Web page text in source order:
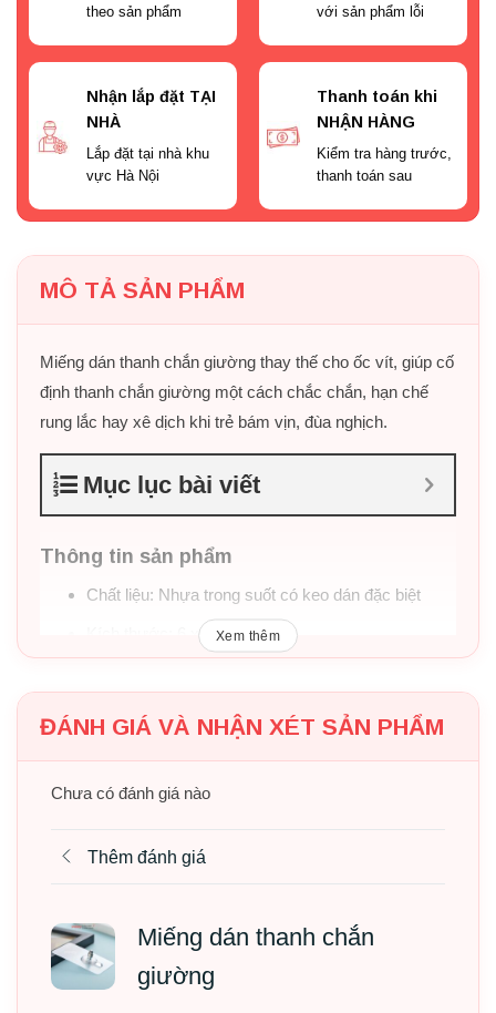
theo sản phẩm
với sản phẩm lỗi
Nhận lắp đặt TẠI
NHÀ
Lắp đặt tại nhà khu
vực Hà Nội
Thanh toán khi
NHẬN HÀNG
Kiểm tra hàng trước,
thanh toán sau
MÔ TẢ SẢN PHẨM
Miếng dán thanh chắn giường thay thế cho ốc vít, giúp cố
định thanh chắn giường một cách chắc chắn, hạn chế
rung lắc hay xê dịch khi trẻ bám vịn, đùa nghịch.
Mục lục bài viết
Thông tin sản phẩm
Chất liệu: Nhựa trong suốt có keo dán đặc biệt
Kích thước: 6 x 6 (cm)
Xem thêm
ĐÁNH GIÁ VÀ NHẬN XÉT SẢN PHẨM
Chưa có đánh giá nào
Thêm đánh giá
Miếng dán thanh chắn
giường